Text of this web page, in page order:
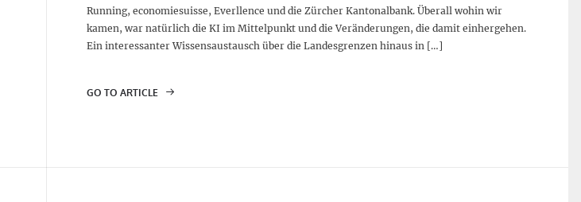
Running, economiesuisse, Everllence und die Zürcher Kantonalbank. Überall wohin wir
kamen, war natürlich die KI im Mittelpunkt und die Veränderungen, die damit einhergehen.
Ein interessanter Wissensaustausch über die Landesgrenzen hinaus in […]
GO TO ARTICLE